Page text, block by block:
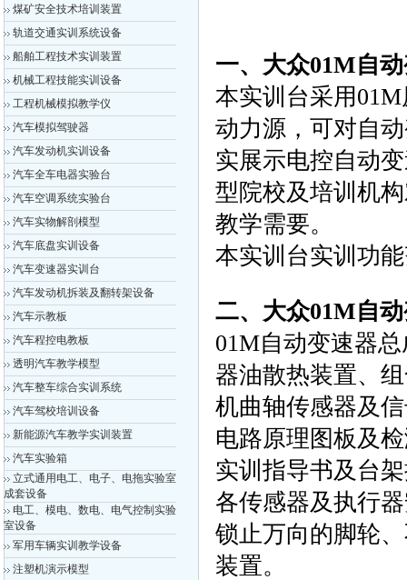
煤矿安全技术培训装置
轨道交通实训系统设备
船舶工程技术实训装置
机械工程技能实训设备
工程机械模拟教学仪
汽车模拟驾驶器
汽车发动机实训设备
汽车全车电器实验台
汽车空调系统实验台
汽车实物解剖模型
汽车底盘实训设备
汽车变速器实训台
汽车发动机拆装及翻转架设备
汽车示教板
汽车程控电教板
透明汽车教学模型
汽车整车综合实训系统
汽车驾校培训设备
新能源汽车教学实训装置
汽车实验箱
立式通用电工、电子、电拖实验室
成套设备
电工、模电、数电、电气控制实验
室设备
军用车辆实训教学设备
注塑机演示模型
一、大众01M自
本实训台采用
动力源，可对自
实展示电控自动
型院校及培训机
教学需要。
本实训台实训功
二、大众01M自
01M自动变速器
器油散热装置、
机曲轴传感器及
电路原理图板及
实训指导书及台
各传感器及执行
锁止万向的脚轮
装置。